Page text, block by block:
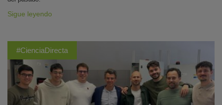
Sigue leyendo
#CienciaDirecta